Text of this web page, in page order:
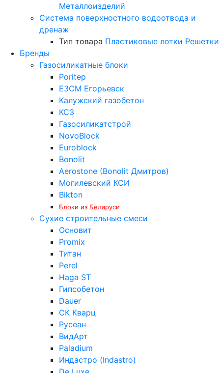
Металлоизделий
Система поверхностного водоотвода и
дренаж
Тип товара Пластиковые лотки Решетки
Бренды
Газосиликатные блоки
Poritep
ЕЗСМ Егорьевск
Калужский газобетон
КСЗ
Газосиликатстрой
NovoBlock
Euroblock
Bonolit
Aerostone (Bonolit Дмитров)
Могилевский КСИ
Bikton
Блоки из Беларуси
Сухие строительные смеси
Основит
Promix
Титан
Perel
Haga ST
Гипсобетон
Dauer
СК Кварц
Русеан
ВидАрт
Paladium
Индастро (Indastro)